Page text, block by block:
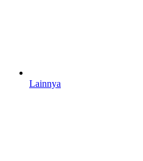
Lainnya